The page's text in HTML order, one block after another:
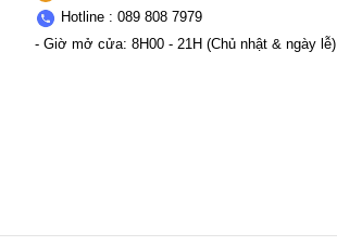
Hotline : 089 808 7979
- Giờ mở cửa: 8H00 - 21H (Chủ nhật & ngày lễ)